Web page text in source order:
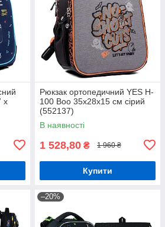
x
Рюкзак ортопедичний YES H-
100 Boo 35х28х15 см сірий
(552137)
В наявності
1 528,80 ₴ 1 960 ₴
Купити
–20%